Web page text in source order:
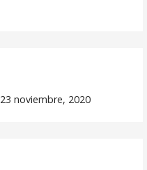
23 noviembre, 2020